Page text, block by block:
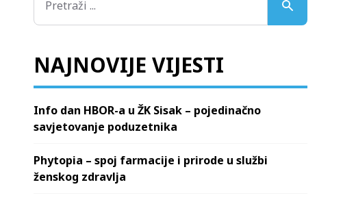
NAJNOVIJE VIJESTI
Info dan HBOR-a u ŽK Sisak – pojedinačno
savjetovanje poduzetnika
Phytopia – spoj farmacije i prirode u službi
ženskog zdravlja